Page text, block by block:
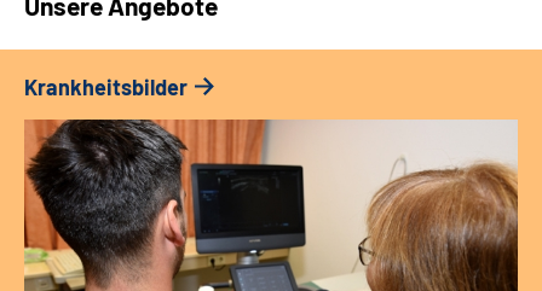
Krankheitsbilder